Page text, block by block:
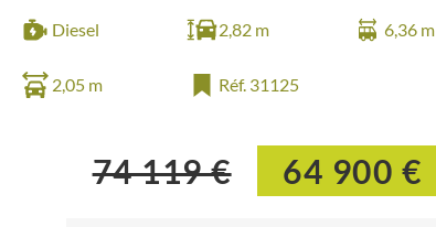
Diesel 2,82 m 6,36 m
2,05 m Réf. 31125
74 119 € 64 900 €